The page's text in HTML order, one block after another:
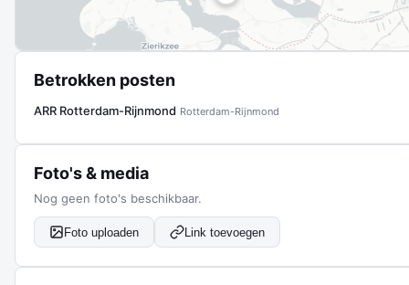
Betrokken posten
ARR Rotterdam-Rijnmond Rotterdam-Rijnmond
Foto's & media
Nog geen foto's beschikbaar.
Foto uploaden Link toevoegen